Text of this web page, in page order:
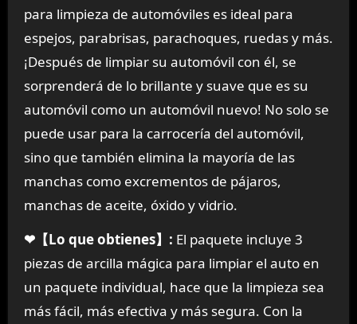
para limpieza de automóviles es ideal para
espejos, parabrisas, parachoques, ruedas y más.
¡Después de limpiar su automóvil con él, se
sorprenderá de lo brillante y suave que es su
automóvil como un automóvil nuevo! No solo se
puede usar para la carrocería del automóvil,
sino que también elimina la mayoría de las
manchas como excrementos de pájaros,
manchas de aceite, óxido y vidrio.
❤【Lo que obtienes】: El paquete incluye 3
piezas de arcilla mágica para limpiar el auto en
un paquete individual, hace que la limpieza sea
más fácil, más efectiva y más segura. Con la